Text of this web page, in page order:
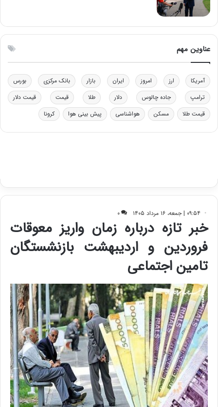
ی
ن
ر
ت
ی
ا
ی
عناوین مهم
آمریکا ارز امروز ایران بازار بانک مرکزی
بورس
ترامپ
جاده چالوس دلار طلا قیمت
قیمت دلار
قیمت طلا
مسکن هواشناسی پیش بینی هوا کرونا